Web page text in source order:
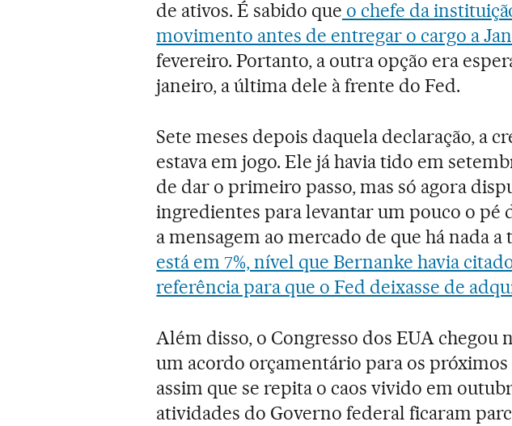
de ativos. É sabido que o chefe da
movimento antes de entregar o cargo a
fevereiro. Portanto, a outra opção era
janeiro, a última dele à frente do Fed.
Sete meses depois daquela declaração, a
estava em jogo. Ele já havia tido em
de dar o primeiro passo, mas só agora
ingredientes para levantar um pouco o pé
a mensagem ao mercado de que há nada a
está em 7%, nível que Bernanke havia
referência para que o Fed deixasse de
Além disso, o Congresso dos EUA chegou
um acordo orçamentário para os próximos
assim que se repita o caos vivido em
atividades do Governo federal ficaram